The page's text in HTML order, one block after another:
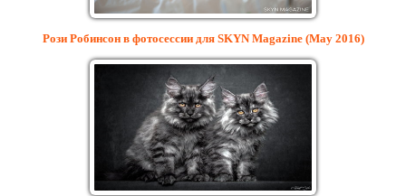
Рози Робинсон в фотосессии для SKYN Magazine (May 2016)